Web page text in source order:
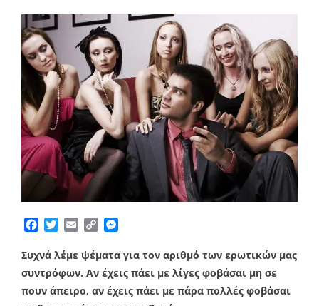
Facebook
TwitterEmailCopy
Συχνά λέμε ψέματα για τον αριθμό των ερωτικών μας
συντρόφων. Αν έχεις πάει με λίγες φοβάσαι μη σε
πουν άπειρο, αν έχεις πάει με πάρα πολλές φοβάσαι